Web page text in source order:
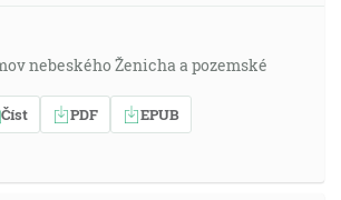
nebeského Ženicha a pozemské
Číst PDF EPUB